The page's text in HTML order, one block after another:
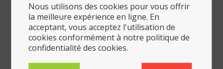
Nous utilisons des cookies pour vous offrir
la meilleure expérience en ligne. En
acceptant, vous acceptez l'utilisation de
cookies conformément à notre politique de
confidentialité des cookies.